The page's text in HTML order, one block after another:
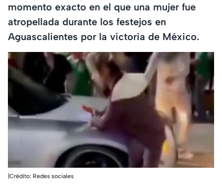
momento exacto en el que una mujer fue
atropellada durante los festejos en
Aguascalientes por la victoria de México.
|Crédito: Redes sociales